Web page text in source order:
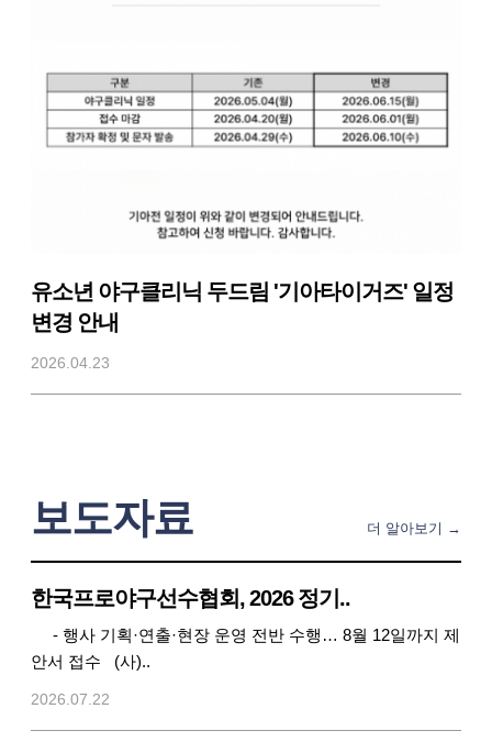
유소년 야구클리닉 두드림 '기아타이거즈' 일정
변경 안내
2026.04.23
보도자료 더 알아보기 →
한국프로야구선수협회, 2026 정기..
- 행사 기획·연출·현장 운영 전반 수행… 8월 12일까지 제
안서 접수 (사)..
2026.07.22